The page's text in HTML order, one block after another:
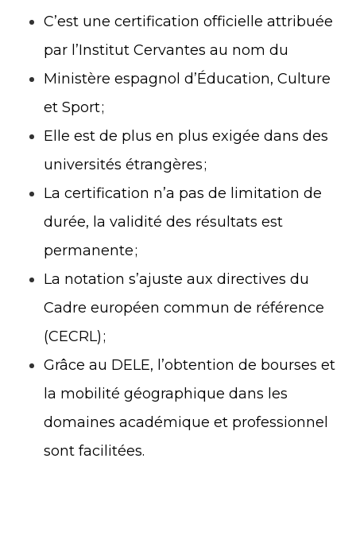
C’est une certification officielle attribuée
par l’Institut Cervantes au nom du
Ministère espagnol d’Éducation, Culture
et Sport ;
Elle est de plus en plus exigée dans des
universités étrangères ;
La certification n’a pas de limitation de
durée, la validité des résultats est
permanente ;
La notation s’ajuste aux directives du
Cadre européen commun de référence
(CECRL) ;
Grâce au DELE, l’obtention de bourses et
la mobilité géographique dans les
domaines académique et professionnel
sont facilitées.